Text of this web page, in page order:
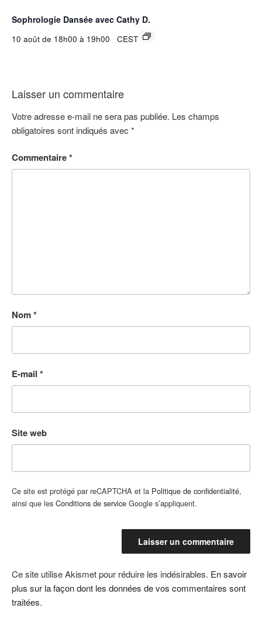
Sophrologie Dansée avec Cathy D.
10 août de 18h00 à 19h00 CEST
Laisser un commentaire
Votre adresse e-mail ne sera pas publiée. Les champs
obligatoires sont indiqués avec *
Commentaire*
Nom*
E-mail *
Site web
Ce site est protégé par reCAPTCHA et la Politique de confidentialité,
ainsi que les Conditions de service Google s’appliquent.
Ce site utilise Akismet pour réduire les indésirables. En savoir
plus sur la façon dont les données de vos commentaires sont
traitées.